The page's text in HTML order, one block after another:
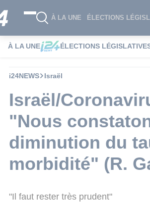
À LA UNE ÉLECTIONS
À LA UNE ÉLECTIONS
i24NEWS Israël
Israël/
"Nous
diminution du
morbidité" (R.
"Il faut rester très prudent"